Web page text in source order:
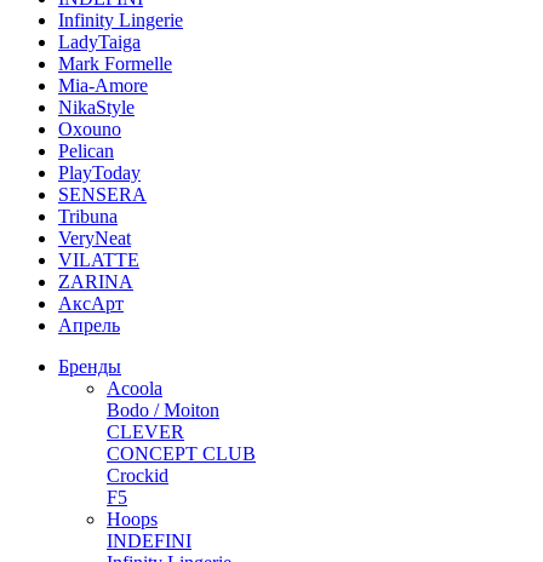
Infinity Lingerie
LadyTaiga
Mark Formelle
Mia-Amore
NikaStyle
Oxouno
Pelican
PlayToday
SENSERA
Tribuna
VeryNeat
VILATTE
ZARINA
АксАрт
Апрель
Бренды
Acoola
Bodo / Moiton
CLEVER
CONCEPT CLUB
Crockid
F5
Hoops
INDEFINI